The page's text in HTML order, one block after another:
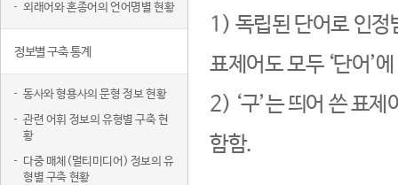
외래어와 혼종어의 언어명별 현황
정보별 구축 통계
동사와 형용사의 문형 정보 현황
관련 어휘 정보의 유형별 구축 현
황
다중 매체(멀티미디어) 정보의 유
형별 구축 현황
1) 독립된 단어로 인정
표제어도 모두 ‘단어’
2) ‘구’는 띄어 쓴 표
함함.